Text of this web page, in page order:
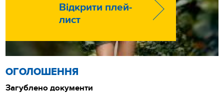
Відкрити плей-
лист
ОГОЛОШЕННЯ
Загублено документи